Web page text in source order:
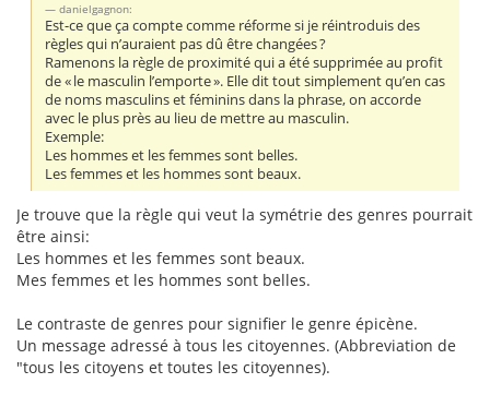
danielgagnon:
Est-ce que ça compte comme réforme si je réintroduis des
règles qui n’auraient pas dû être changées ?
Ramenons la règle de proximité qui a été supprimée au profit
de « le masculin l’emporte ». Elle dit tout simplement qu’en cas
de noms masculins et féminins dans la phrase, on accorde
avec le plus près au lieu de mettre au masculin.
Exemple:
Les hommes et les femmes sont belles.
Les femmes et les hommes sont beaux.
Je trouve que la règle qui veut la symétrie des genres pourrait
être ainsi:
Les hommes et les femmes sont beaux.
Mes femmes et les hommes sont belles.
Le contraste de genres pour signifier le genre épicène.
Un message adressé à tous les citoyennes. (Abbreviation de
"tous les citoyens et toutes les citoyennes).